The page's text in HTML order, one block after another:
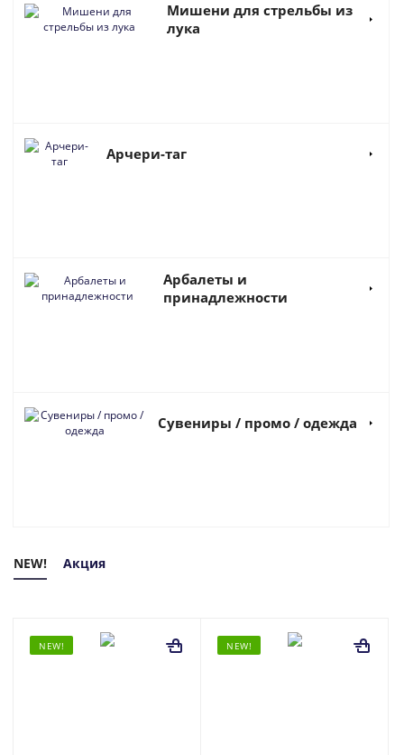
Мишени для стрельбы из
лука
Арчери-таг
Арбалеты и
принадлежности
Сувениры / промо / одежда
NEW! Акция
NEW! NEW!